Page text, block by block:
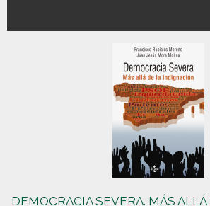
DEMOCRACIA SEVERA. MÁS ALLÁ